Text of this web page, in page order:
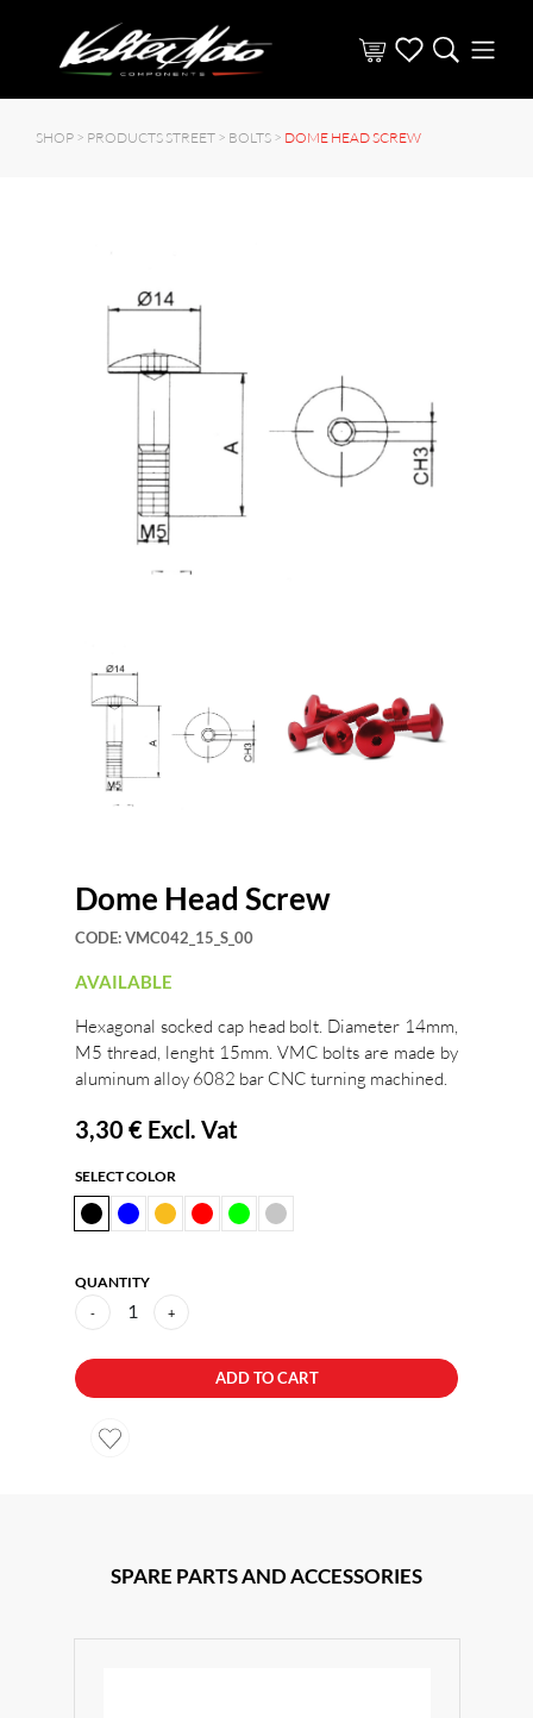
SHOP > PRODUCTS STREET > BOLTS > DOME HEAD SCREW
Dome Head Screw
CODE:VMC042_15_S_00
AVAILABLE
Hexagonal socked cap head bolt. Diameter 14mm,
M5 thread, lenght 15mm. VMC bolts are made by
aluminum alloy 6082 bar CNC turning machined.
3,30 € Excl. Vat
SELECT COLOR
QUANTITY
- 1 +
ADD TO CART
SPARE PARTS AND ACCESSORIES